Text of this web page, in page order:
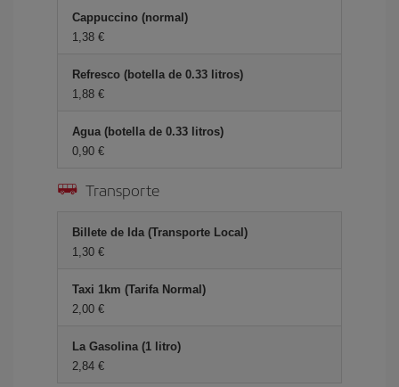
Cappuccino (normal)
1,38 €
Refresco (botella de 0.33 litros)
1,88 €
Agua (botella de 0.33 litros)
0,90 €
Transporte
Billete de Ida (Transporte Local)
1,30 €
Taxi 1km (Tarifa Normal)
2,00 €
La Gasolina (1 litro)
2,84 €